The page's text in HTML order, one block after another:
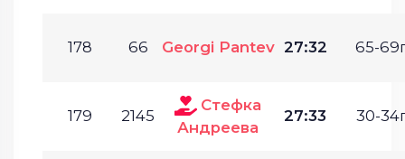
178 66 Georgi Pantev 27:32 65-
179 2145
Стефка
Андреева
27:33 30-